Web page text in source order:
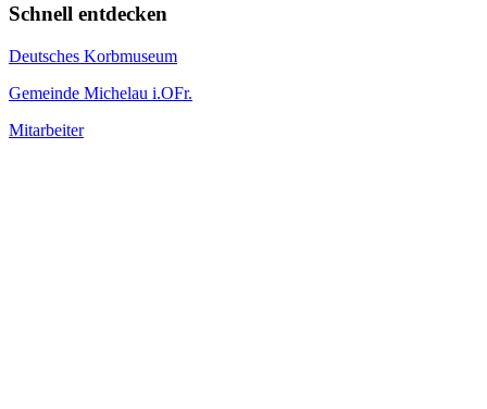
Schnell entdecken
Deutsches Korbmuseum
Gemeinde Michelau i.OFr.
Mitarbeiter